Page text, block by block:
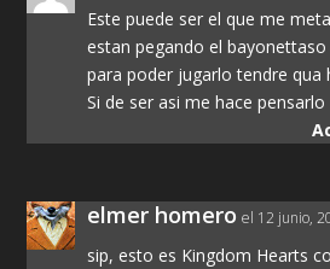
Este puede ser el que me
estan pegando el
para poder jugarlo tendre qua
Si de ser asi me hace pensarlo
elmer homero el 12 junio,
sip, esto es Kingdom Hearts